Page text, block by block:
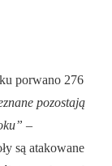
porwano 276
pozostają
–
są atakowane